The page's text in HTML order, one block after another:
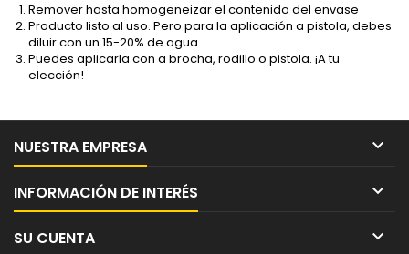
Remover hasta homogeneizar el contenido del envase
Producto listo al uso. Pero para la aplicación a pistola, debes
diluir con un 15-20% de agua
Puedes aplicarla con a brocha, rodillo o pistola. ¡A tu
elección!
NUESTRA EMPRESA 
INFORMACIÓN DE INTERÉS 
SU CUENTA 